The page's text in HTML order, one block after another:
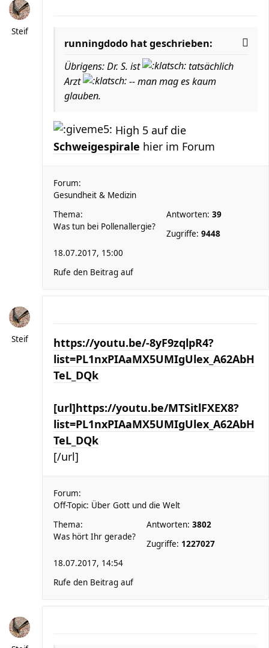
Steif
runningdodo hat geschrieben:
Übrigens: Dr. S. ist
tatsächlich
Arzt
-- man mag es kaum
glauben.
High 5 auf die
Schweigespirale hier im Forum
Forum:
Gesundheit & Medizin
Thema:
Was tun bei Pollenallergie?
Antworten: 39
Zugriffe: 9448
18.07.2017, 15:00
Rufe den Beitrag auf
Steif
https://youtu.be/-8yF9zqlpR4?
list=PL1nxPIAaMX5UMIgUlex_A62AbH
TeL_DQk
[url]https://youtu.be/MTSitlFXEX8?
list=PL1nxPIAaMX5UMIgUlex_A62AbH
TeL_DQk
[/url]
Forum:
Off-Topic: Über Gott und die Welt
Thema:
Was hört Ihr gerade?
Antworten: 3802
Zugriffe: 1227027
18.07.2017, 14:54
Rufe den Beitrag auf